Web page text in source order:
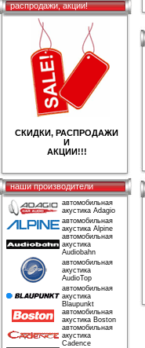
распродажи, акции!
СКИДКИ, РАСПРОДАЖИ
И
АКЦИИ!!!
наши производители
автомобильная
акустика Adagio
автомобильная
акустика Alpine
автомобильная
акустика
Audiobahn
автомобильная
акустика
AudioTop
автомобильная
акустика
Blaupunkt
автомобильная
акустика Boston
автомобильная
акустика
Cadence